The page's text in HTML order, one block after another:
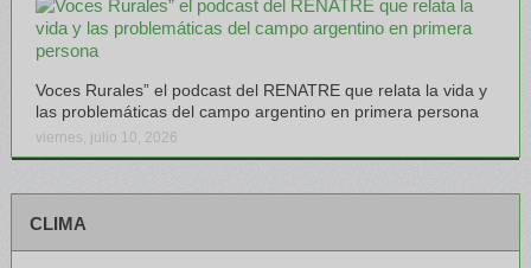
Voces Rurales” el podcast del RENATRE que relata la vida y
las problemáticas del campo argentino en primera persona
viernes, julio 10, 2026
CLIMA